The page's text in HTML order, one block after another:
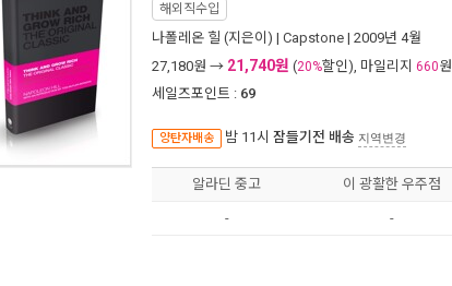
해외직수입
나폴레온 힐 (지은이) | Capstone | 2009년 4월
27,180원 → 21,740원 (20%할인), 마일리지 660원
세일즈포인트 : 69
양탄자배송 밤 11시 잠들기전 배송 지역변경
알라딘 중고 이 광활한 우주점
- -